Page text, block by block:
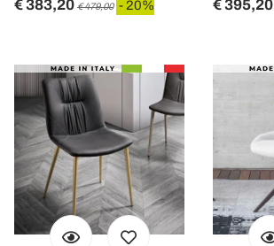
€ 383,20 € 479,00 - 20% € 395,20